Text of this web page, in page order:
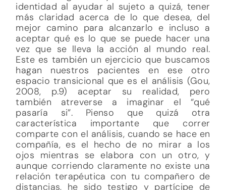
identidad al ayudar al sujeto a quizá, tener
más claridad acerca de lo que desea, del
mejor camino para alcanzarlo e incluso a
aceptar qué es lo que se puede hacer una
vez que se lleva la acción al mundo real.
Este es también un ejercicio que buscamos
hagan nuestros pacientes en ese otro
espacio transicional que es el análisis (Gou,
2008, p.9) aceptar su realidad, pero
también atreverse a imaginar el “qué
pasaría si”. Pienso que quizá otra
característica importante que correr
comparte con el análisis, cuando se hace en
compañía, es el hecho de no mirar a los
ojos mientras se elabora con un otro, y
aunque corriendo claramente no existe una
relación terapéutica con tu compañero de
distancias, he sido testigo y partícipe de